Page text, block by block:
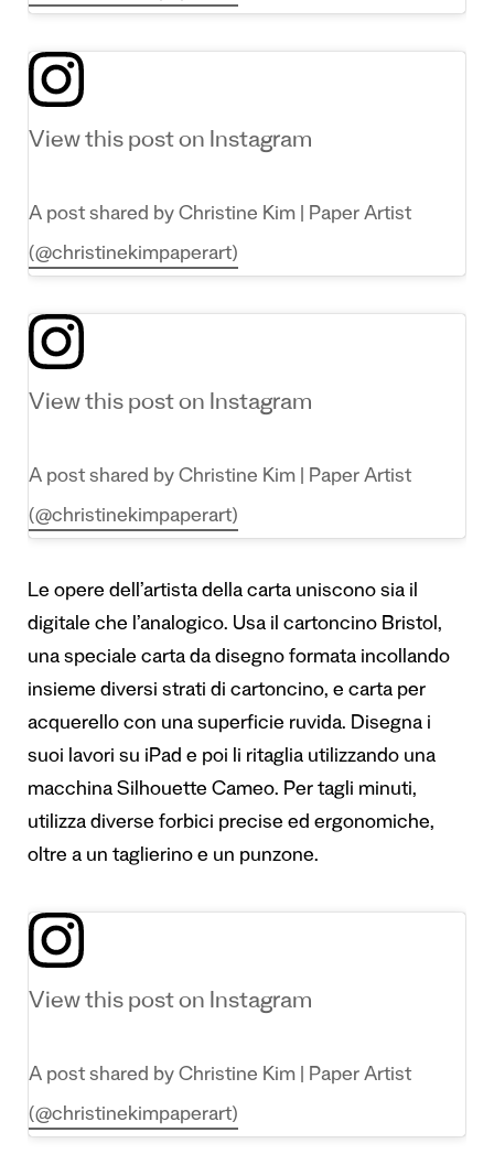
View this post on Instagram
A post shared by Christine Kim | Paper Artist
(@christinekimpaperart)
View this post on Instagram
A post shared by Christine Kim | Paper Artist
(@christinekimpaperart)
Le opere dell’artista della carta uniscono sia il
digitale che l’analogico. Usa il cartoncino Bristol,
una speciale carta da disegno formata incollando
insieme diversi strati di cartoncino, e carta per
acquerello con una superficie ruvida. Disegna i
suoi lavori su iPad e poi li ritaglia utilizzando una
macchina Silhouette Cameo. Per tagli minuti,
utilizza diverse forbici precise ed ergonomiche,
oltre a un taglierino e un punzone.
View this post on Instagram
A post shared by Christine Kim | Paper Artist
(@christinekimpaperart)